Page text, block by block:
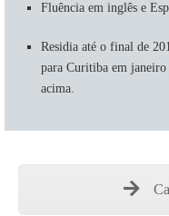
Fluência em inglês e
Residia até o final de
para Curitiba em
acima.